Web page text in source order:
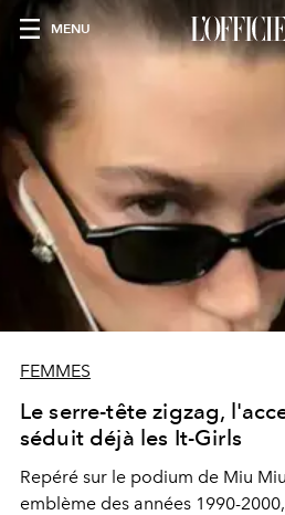
MENU
FEMMES
Le serre-tête zigzag,
séduit déjà les It-Girls
Repéré sur le podium de Miu
emblème des années 1990-